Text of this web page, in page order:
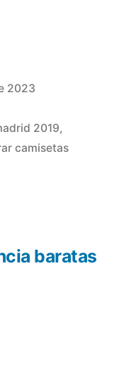
2023
2019,
camisetas
baratas